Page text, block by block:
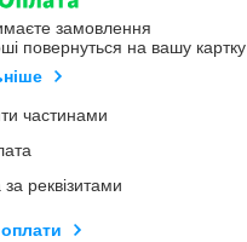
замовлення
повернуться на вашу картку
частинами
реквізитами